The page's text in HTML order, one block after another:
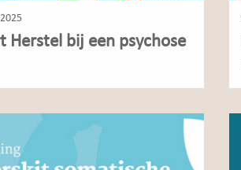
Herstel bij een psychose